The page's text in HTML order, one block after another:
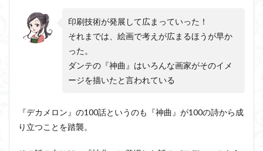
印刷技術が発展して広まっていった！
それまでは、絵画で考えが広まるほうが早か
った。
ダンテの『神曲』はいろんな画家がそのイメ
ージを描いたと言われている
『デカメロン』の100話というのも『神曲』が100の詩から成
り立つことを踏襲。